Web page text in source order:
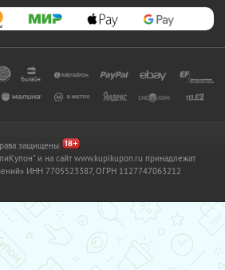
защищены.
и на сайт www.kupikupon.ru принадлежат
ИНН 7705523387, ОГРН 1127747063212